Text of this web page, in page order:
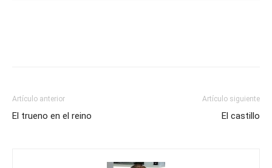
Artículo anterior
El trueno en el reino
Artículo siguiente
El castillo